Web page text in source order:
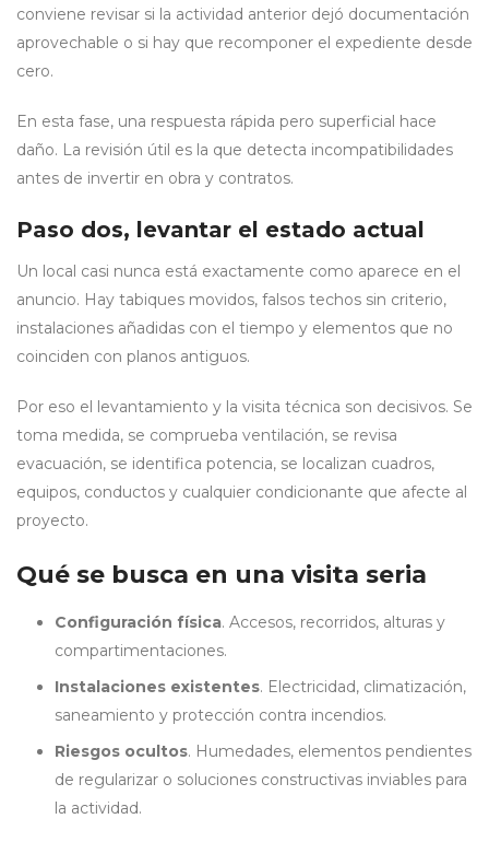
conviene revisar si la actividad anterior dejó documentación
aprovechable o si hay que recomponer el expediente desde
cero.
En esta fase, una respuesta rápida pero superficial hace
daño. La revisión útil es la que detecta incompatibilidades
antes de invertir en obra y contratos.
Paso dos, levantar el estado actual
Un local casi nunca está exactamente como aparece en el
anuncio. Hay tabiques movidos, falsos techos sin criterio,
instalaciones añadidas con el tiempo y elementos que no
coinciden con planos antiguos.
Por eso el levantamiento y la visita técnica son decisivos. Se
toma medida, se comprueba ventilación, se revisa
evacuación, se identifica potencia, se localizan cuadros,
equipos, conductos y cualquier condicionante que afecte al
proyecto.
Qué se busca en una visita seria
Configuración física. Accesos, recorridos, alturas y
compartimentaciones.
Instalaciones existentes. Electricidad, climatización,
saneamiento y protección contra incendios.
Riesgos ocultos. Humedades, elementos pendientes
de regularizar o soluciones constructivas inviables para
la actividad.